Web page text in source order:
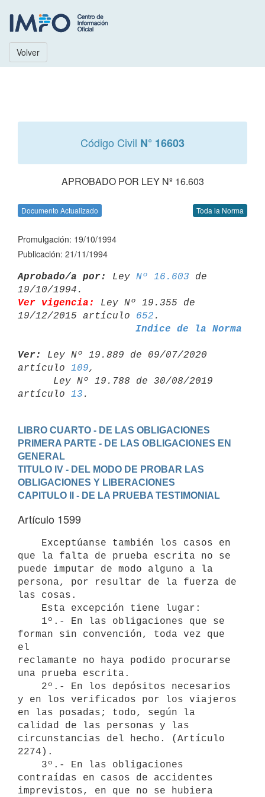
Volver
Código Civil N° 16603
APROBADO POR LEY Nº 16.603
Documento Actualizado Toda la Norma
Promulgación: 19/10/1994
Publicación: 21/11/1994
Aprobado/a por: Ley Nº 16.603 de
Ver vigencia:
Ley Nº 19.355 de
19/12/2015 artículo 652
Indice de la Norma
Ver:
Ley Nº 19.889 de 09/07/2020
artículo 109,
artículo 13
LIBRO CUARTO - DE LAS OBLIGACIONES
PRIMERA PARTE - DE LAS OBLIGACIONES EN
GENERAL
TITULO IV - DEL MODO DE PROBAR LAS
OBLIGACIONES Y LIBERACIONES
CAPITULO II - DE LA PRUEBA TESTIMONIAL
Artículo 1599
que la falta de prueba escrita no se
puede imputar de modo alguno a la
persona, por resultar de la fuerza de
las cosas.
forman sin convención, toda vez que
el
reclamante no haya podido procurarse
una prueba escrita.
y en los verificados por los viajeros
en las posadas; todo, según la
calidad de las personas y las
circunstancias del hecho. (Artículo
2274).
contraídas en casos de accidentes
imprevistos, en que no se hubiera